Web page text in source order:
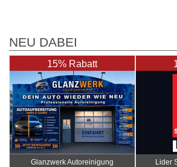
NEU DABEI
15% Rabatt
Glanzwerk Autoreinigung Lider